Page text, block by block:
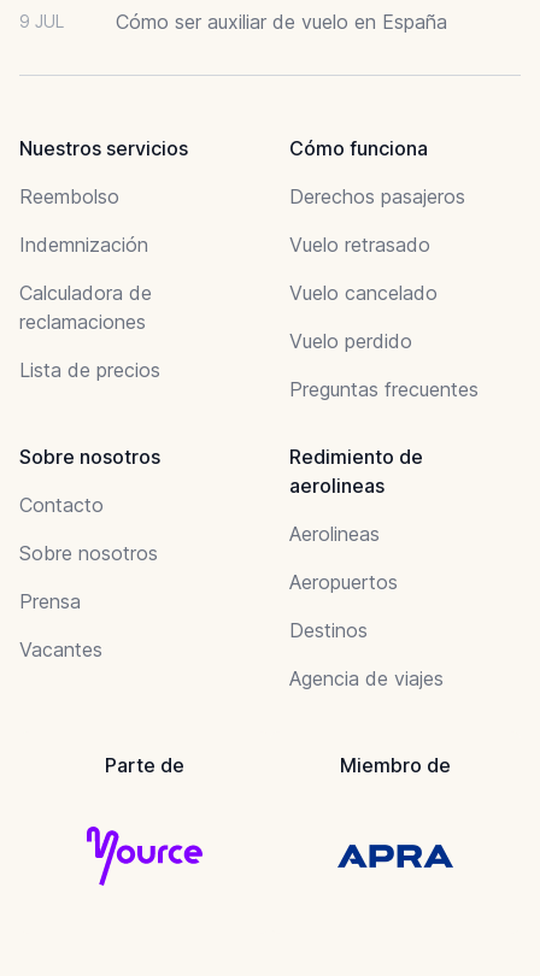
9 JUL Cómo ser auxiliar de vuelo en España
Nuestros servicios
Reembolso
Indemnización
Calculadora de
reclamaciones
Lista de precios
Cómo funciona
Derechos pasajeros
Vuelo retrasado
Vuelo cancelado
Vuelo perdido
Preguntas frecuentes
Sobre nosotros
Contacto
Sobre nosotros
Prensa
Vacantes
Redimiento de
aerolineas
Aerolineas
Aeropuertos
Destinos
Agencia de viajes
Parte de Miembro de